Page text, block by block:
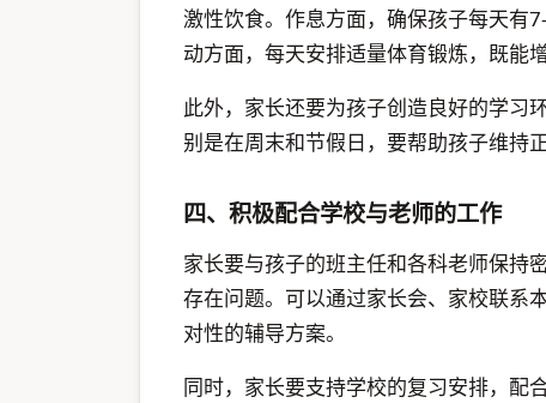
激性饮食。作息方面，确保孩子每天有
动方面，每天安排适量体育锻炼，既能
此外，家长还要为孩子创造良好的学习
别是在周末和节假日，要帮助孩子维持
四、积极配合学校与老师的工作
家长要与孩子的班主任和各科老师保持
存在问题。可以通过家长会、家校联系
对性的辅导方案。
同时，家长要支持学校的复习安排，配